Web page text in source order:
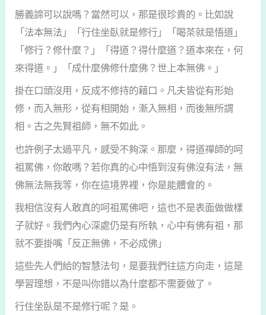
勝義諦可以說嗎？當然可以，那是很珍貴的。比如說
「法本無法」「行住坐臥就是修行」「喝茶就是悟道」
「修行？修什麼？」「得道？得什麼道？道本來在，何
來得道。」「成什麼佛修什麼佛？世上本無佛。」
掛在口頭沒用，反成不修持的藉口。凡夫皆從有形始
修，而入無形，從有相開始，漸入無相，而後無所謂
相。古之先賢祖師，無不如此。
也許例子太過平凡，感受不夠深。那麼，得道禪師的呵
祖罵佛，你敢嗎？若你真的心中悟到沒有佛沒有法，無
佛無法無我等，你在這境界裡，你是能體會的。
我相信沒有人敢真的呵祖罵佛吧，這也不是表面做做樣
子就好。我們內心深處仍是有所執，心中有佛有祖，那
就不要掛嘴「反正無佛，不必成佛」
這些先人們給的智慧法句，是要我們往這方向走，這是
學習理想，不是叫你錯以為什麼都不需要做了。
行住坐臥是不是修行呢？是。